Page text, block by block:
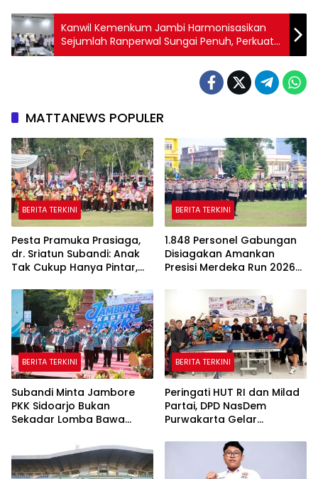
Kanwil Kemenkum Jambi Harmonisasikan
Sejumlah Ranperwal Sungai Penuh, Perkuat
Tata Kelola Pajak dan Layanan Kesehatan
MATTANEWS POPULER
BERITA TERKINI
Pesta Pramuka Prasiaga,
dr. Sriatun Subandi: Anak
Tak Cukup Hanya Pintar,
Dibentuk Sejak Dini
BERITA TERKINI
1.848 Personel Gabungan
Disiagakan Amankan
Presisi Merdeka Run 2026
BERITA TERKINI
Subandi Minta Jambore
PKK Sidoarjo Bukan
Sekadar Lomba Bawa
untuk Warga
BERITA TERKINI
Peringati HUT RI dan Milad
Partai, DPD NasDem
Purwakarta Gelar
hingga Baksos Gratis